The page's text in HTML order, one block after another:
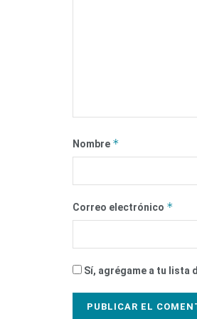
Nombre *
Correo electrónico *
Sí, agrégame a tu lista